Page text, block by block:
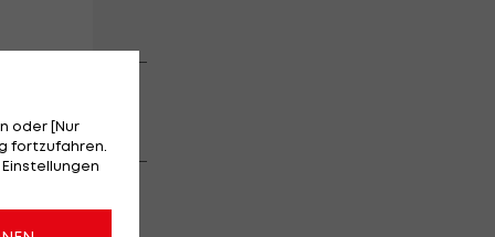
(1.
oder [Nur
fortzufahren.